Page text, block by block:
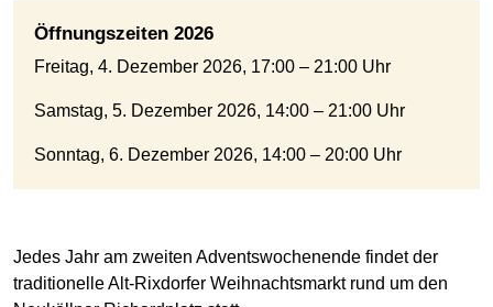
Öffnungszeiten 2026
Freitag, 4. Dezember 2026, 17:00 – 21:00 Uhr
Samstag, 5. Dezember 2026, 14:00 – 21:00 Uhr
Sonntag, 6. Dezember 2026, 14:00 – 20:00 Uhr
Jedes Jahr am zweiten Adventswochenende findet der
traditionelle Alt-Rixdorfer Weihnachtsmarkt rund um den